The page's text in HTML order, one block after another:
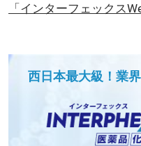
「インターフェックス
西日本最大級！業